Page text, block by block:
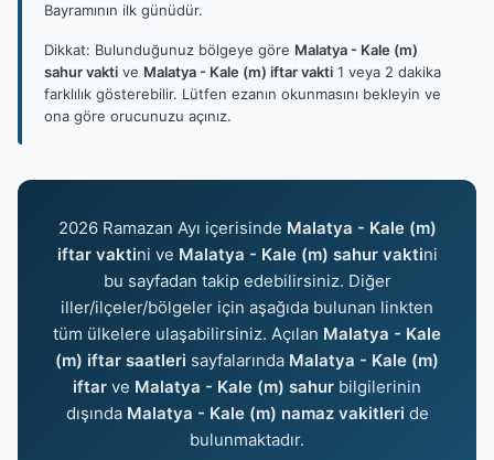
Bayramının ilk günüdür.
Dikkat: Bulunduğunuz bölgeye göre Malatya - Kale (m)
sahur vakti ve Malatya - Kale (m) iftar vakti 1 veya 2 dakika
farklılık gösterebilir. Lütfen ezanın okunmasını bekleyin ve
ona göre orucunuzu açınız.
2026 Ramazan Ayı içerisinde Malatya - Kale (m)
iftar vaktini ve Malatya - Kale (m) sahur vaktini
bu sayfadan takip edebilirsiniz. Diğer
iller/ilçeler/bölgeler için aşağıda bulunan linkten
tüm ülkelere ulaşabilirsiniz. Açılan Malatya - Kale
(m) iftar saatleri sayfalarında Malatya - Kale (m)
iftar ve Malatya - Kale (m) sahur bilgilerinin
dışında Malatya - Kale (m) namaz vakitleri de
bulunmaktadır.